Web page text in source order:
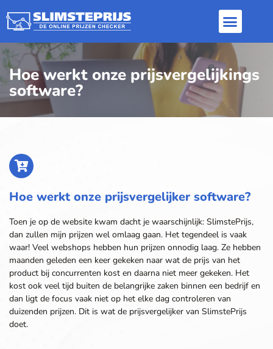
Hoe werkt onze prijsvergelijkings
software?
Hoe werkt onze prijsvergelijker software?
Toen je op de website kwam dacht je waarschijnlijk: SlimstePrijs,
dan zullen mijn prijzen wel omlaag gaan. Het tegendeel is vaak
waar! Veel webshops hebben hun prijzen onnodig laag. Ze hebben
maanden geleden een keer gekeken naar wat de prijs van het
product bij concurrenten kost en daarna niet meer gekeken. Het
kost ook veel tijd buiten de belangrijke zaken binnen een bedrijf en
dan ligt de focus vaak niet op het elke dag controleren van
duizenden prijzen. Dit is wat de prijsvergelijker van SlimstePrijs
doet.